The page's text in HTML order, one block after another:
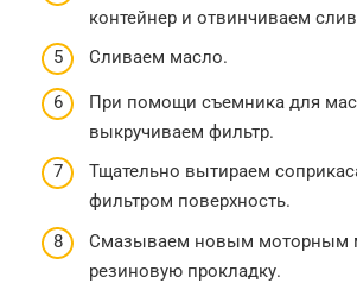
контейнер и отвинчиваем
Сливаем масло.
При помощи съемника для
выкручиваем фильтр.
Тщательно вытираем
фильтром поверхность.
Смазываем новым моторным
резиновую прокладку.